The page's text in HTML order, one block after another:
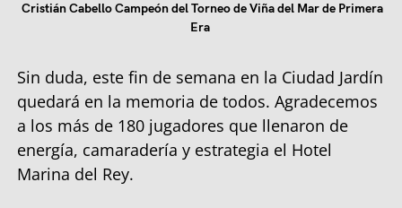
Cristián Cabello Campeón del Torneo de Viña del Mar de Primera
Era
Sin duda, este fin de semana en la Ciudad Jardín
quedará en la memoria de todos. Agradecemos
a los más de 180 jugadores que llenaron de
energía, camaradería y estrategia el Hotel
Marina del Rey.